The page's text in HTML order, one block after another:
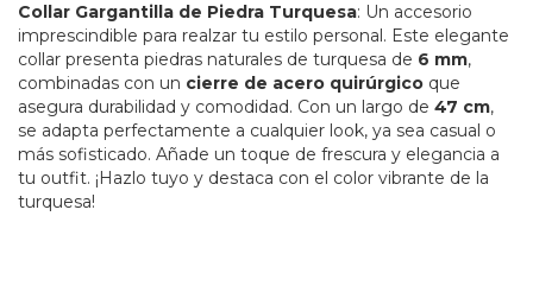
Collar Gargantilla de Piedra Turquesa: Un accesorio
imprescindible para realzar tu estilo personal. Este elegante
collar presenta piedras naturales de turquesa de 6 mm,
combinadas con un cierre de acero quirúrgico que
asegura durabilidad y comodidad. Con un largo de 47 cm,
se adapta perfectamente a cualquier look, ya sea casual o
más sofisticado. Añade un toque de frescura y elegancia a
tu outfit. ¡Hazlo tuyo y destaca con el color vibrante de la
turquesa!